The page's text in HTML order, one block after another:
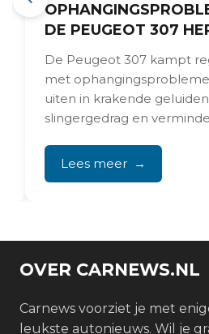
DE PEUGEOT 307
De Peugeot 307 kampt
met
uiten in krakende
slingergedrag en
voorwielophanging...
Lees meer
OVER CARNEWS.NL
Carnews voorziet je met
leukste autonieuws. Wil je